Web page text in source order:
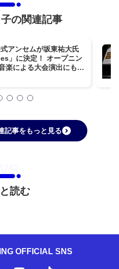
の関連記事
アンセムが坂東祐大氏
」に決定！ オープニン
楽による大会演出にも挑
記事をもっと見る
読む
OFFICIAL SNS